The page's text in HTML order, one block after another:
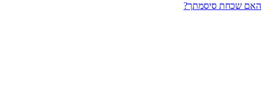
האם שכחת סיסמתך?